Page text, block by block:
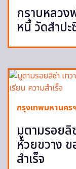
กราบหลว
หนี้ วัดสำป
กรุงเทพมหานคร
มูตามรอยลิ
ห้วยขวาง
สำเร็จ